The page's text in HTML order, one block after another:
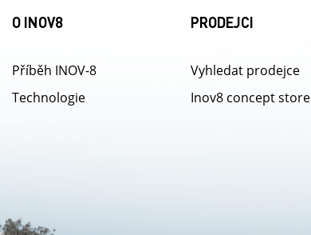
O INOV8
Příběh INOV-8
Technologie
PRODEJCI
Vyhledat prodejce
Inov8 concept store